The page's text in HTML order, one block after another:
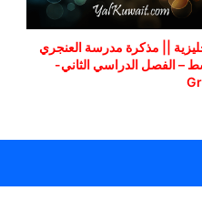
|| مذكرة مدرسة العنجري
– الفصل الدراسي الثاني-